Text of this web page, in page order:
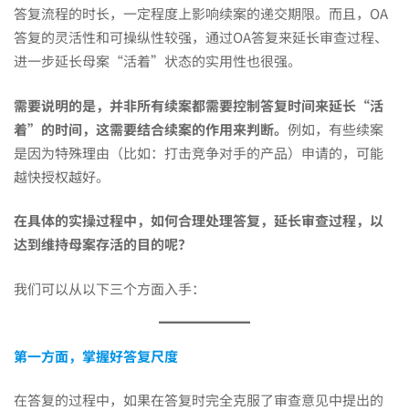
答复流程的时长，一定程度上影响续案的递交期限。而且，OA
答复的灵活性和可操纵性较强，通过OA答复来延长审查过程、
进一步延长母案“活着”状态的实用性也很强。
需要说明的是，并非所有续案都需要控制答复时间来延长“活
着”的时间，这需要结合续案的作用来判断。 例如，有些续案
是因为特殊理由（比如：打击竞争对手的产品）申请的，可能
越快授权越好。
在具体的实操过程中，如何合理处理答复，延长审查过程，以
达到维持母案存活的目的呢？
我们可以从以下三个方面入手：
第一方面，掌握好答复尺度
在答复的过程中，如果在答复时完全克服了审查意见中提出的